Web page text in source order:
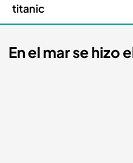
titanic
En el mar se hizo